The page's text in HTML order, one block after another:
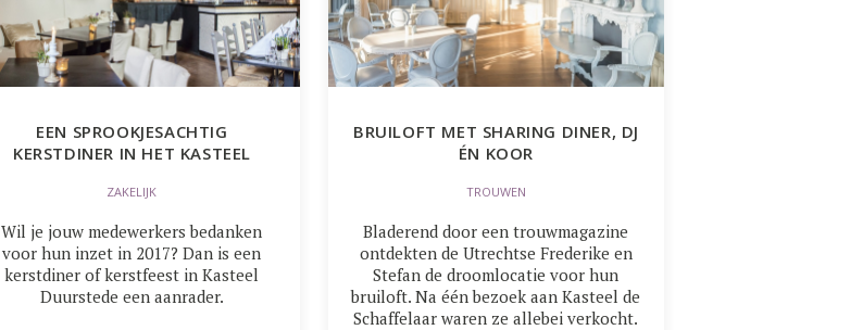
EEN SPROOKJESACHTIG
KERSTDINER IN HET KASTEEL
ZAKELIJK
Wil je jouw medewerkers bedanken
voor hun inzet in 2017? Dan is een
kerstdiner of kerstfeest in Kasteel
Duurstede een aanrader.
BRUILOFT MET SHARING DINER, DJ
ÉN KOOR
TROUWEN
Bladerend door een trouwmagazine
ontdekten de Utrechtse Frederike en
Stefan de droomlocatie voor hun
bruiloft. Na één bezoek aan Kasteel de
Schaffelaar waren ze allebei verkocht.